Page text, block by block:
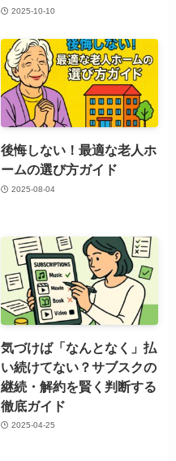
2025-10-10
後悔しない！最適な老人ホ
ームの選び方ガイド
2025-08-04
気づけば「なんとなく」払
い続けてない？サブスクの
継続・解約を賢く判断する
徹底ガイド
2025-04-25